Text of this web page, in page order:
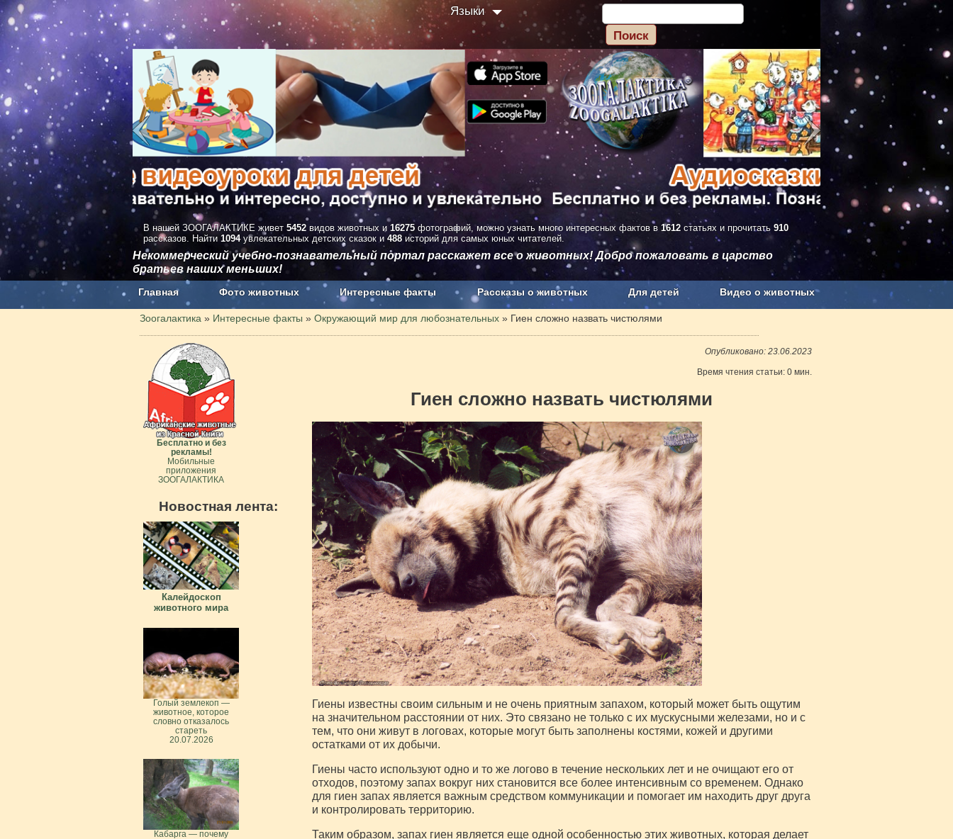
Языки
В нашей ЗООГАЛАКТИКЕ живет 5452 видов животных и 16275 фотографий, можно узнать много интересных фактов в 1612 статьях и прочитать 910
рассказов. Найти 1094увлекательных детских сказок и 488 историй для самых юных читателей.
Некоммерческий учебно-познавательный портал расскажет все о животных! Добро пожаловать в царство
братьев наших меньших!
Главная Фото животных Интересные факты Рассказы о животных Для детей Видео о животных
Наши приложения. Бесплатно и без рекламы О проекте
Зоогалактика » Интересные факты » Окружающий мир для любознательных » Гиен сложно назвать чистюлями
Опубликовано: 23.06.2023
Время чтения статьи: 0 мин.
Гиен сложно назвать чистюлями
Гиены известны своим сильным и не очень приятным запахом, который может быть ощутим
на значительном расстоянии от них. Это связано не только с их мускусными железами, но и с
тем, что они живут в логовах, которые могут быть заполнены костями, кожей и другими
остатками от их добычи.
Гиены часто используют одно и то же логово в течение нескольких лет и не очищают его от
отходов, поэтому запах вокруг них становится все более интенсивным со временем. Однако
для гиен запах является важным средством коммуникации и помогает им находить друг друга
и контролировать территорию.
Таким образом, запах гиен является еще одной особенностью этих животных, которая делает
Бесплатно и без
рекламы!
Мобильные
приложения
ЗООГАЛАКТИКА
Новостная лента:
Калейдоскоп
животного мира
Голый землекоп —
животное, которое
словно отказалось
стареть
20.07.2026
Кабарга — почему